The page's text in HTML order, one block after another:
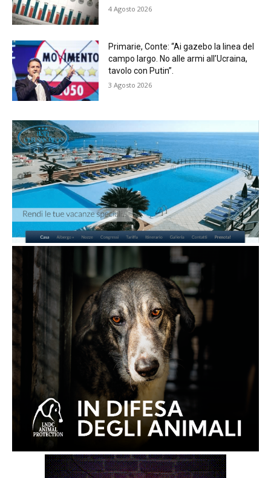
4 Agosto 2026
Primarie, Conte: “Ai gazebo la linea del
campo largo. No alle armi all’Ucraina,
tavolo con Putin”.
3 Agosto 2026